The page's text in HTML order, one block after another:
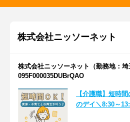
株式会社ニッソーネット
株式会社ニッソーネット（勤務地：
095F000035DUBrQAO
【介護職】短時
のデイ＼8:30～